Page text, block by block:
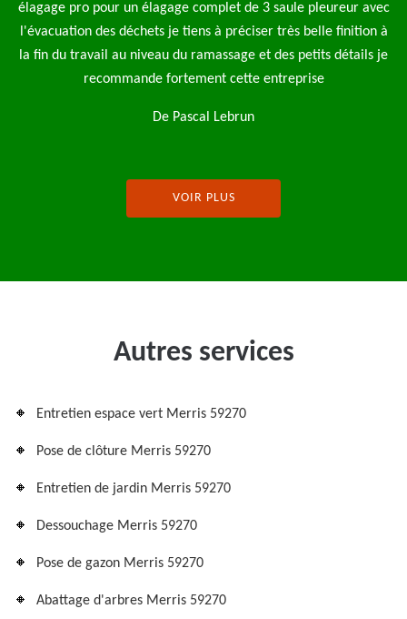
pelouse et l’abattage d’une avec l’enlèvement des déchets verts.
Très bon travail je recommande
De Julie Fernaux
VOIR PLUS
Autres services
Entretien espace vert Merris 59270
Pose de clôture Merris 59270
Entretien de jardin Merris 59270
Dessouchage Merris 59270
Pose de gazon Merris 59270
Abattage d'arbres Merris 59270